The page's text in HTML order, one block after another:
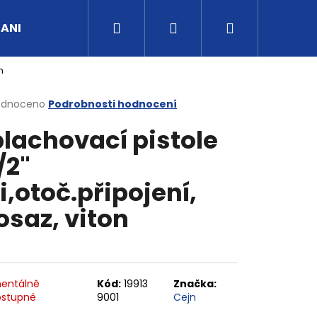
Tipy a rady Kontakty Obchodní
Přihlášení
Podrobnosti hodnocení
pistole
2"
viton
Kód: 19913
9001
Značka:
Cejn
G3/4" VNITŘNÍ FVMQ